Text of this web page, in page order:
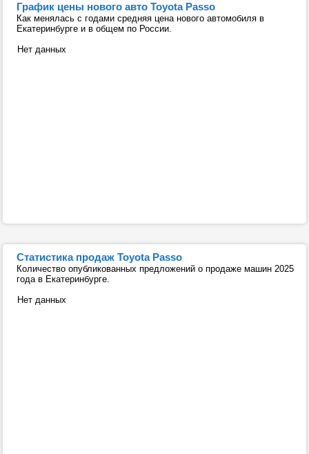
График цены нового авто Toyota Passo
Как менялась с годами средняя цена нового автомобиля в
Екатеринбурге и в общем по России.
Нет данных
Статистика продаж Toyota Passo
Количество опубликованных предложений о продаже машин 2025
года в Екатеринбурге.
Нет данных